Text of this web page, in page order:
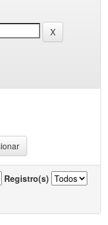
Registro(s)